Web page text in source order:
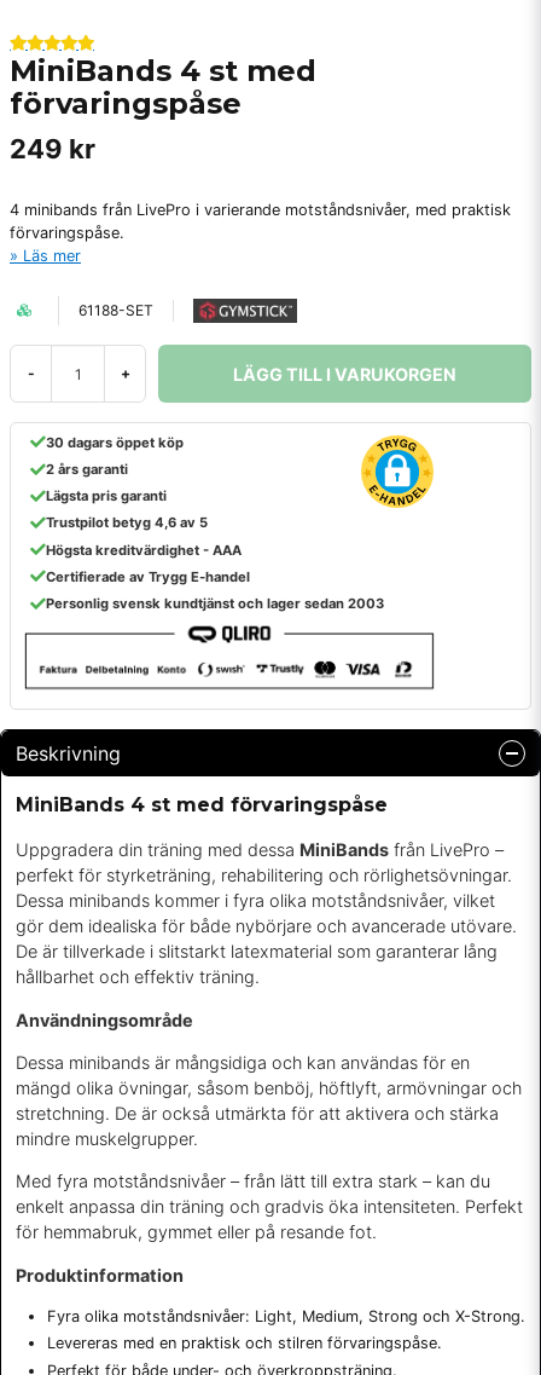
MiniBands 4 st med
förvaringspåse
249 kr
4 minibands från LivePro i varierande motståndsnivåer, med praktisk
förvaringspåse.
Läs mer
61188-SET
- + LÄGG TILL I VARUKORGEN
30 dagars öppet köp
2 års garanti
Lägsta pris garanti
Trustpilot betyg 4,6 av 5
Högsta kreditvärdighet - AAA
Certifierade av Trygg E-handel
Personlig svensk kundtjänst och lager sedan 2003
Beskrivning
MiniBands 4 st med förvaringspåse
Uppgradera din träning med dessa MiniBands från LivePro –
perfekt för styrketräning, rehabilitering och rörlighetsövningar.
Dessa minibands kommer i fyra olika motståndsnivåer, vilket
gör dem idealiska för både nybörjare och avancerade utövare.
De är tillverkade i slitstarkt latexmaterial som garanterar lång
hållbarhet och effektiv träning.
Användningsområde
Dessa minibands är mångsidiga och kan användas för en
mängd olika övningar, såsom benböj, höftlyft, armövningar och
stretchning. De är också utmärkta för att aktivera och stärka
mindre muskelgrupper.
Med fyra motståndsnivåer – från lätt till extra stark – kan du
enkelt anpassa din träning och gradvis öka intensiteten. Perfekt
för hemmabruk, gymmet eller på resande fot.
Produktinformation
Fyra olika motståndsnivåer: Light, Medium, Strong och X-Strong.
Levereras med en praktisk och stilren förvaringspåse.
Perfekt för både under- och överkroppsträning.